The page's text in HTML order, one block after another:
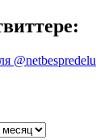
@netbespredelu